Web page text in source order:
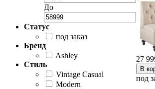
До
Статус
под заказ
Бренд
Ashley
Стиль
Vintage Casual
Modern
27
под